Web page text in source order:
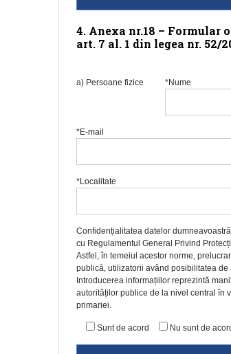
4. Anexa nr.18 – Formular
art. 7 al. 1 din legea nr. 52/
a) Persoane fizice *Nume
*E-mail
*Localitate
Confidențialitatea datelor
cu Regulamentul General Privind
Astfel, în temeiul acestor norme,
publică, utilizatorii având posibilitatea
Introducerea informațiilor reprezintă
autorităților publice de la nivel central în
primariei.
Sunt de acord Nu sunt de